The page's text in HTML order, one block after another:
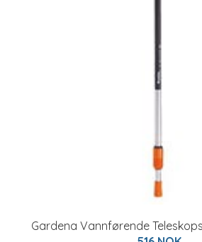
Gardena Vannførende